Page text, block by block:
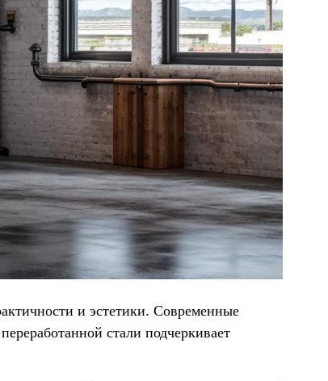
и эстетики. Современные
стали подчеркивает